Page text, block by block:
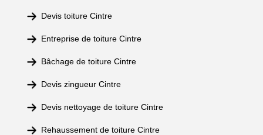
Devis toiture Cintre
Entreprise de toiture Cintre
Bâchage de toiture Cintre
Devis zingueur Cintre
Devis nettoyage de toiture Cintre
Rehaussement de toiture Cintre